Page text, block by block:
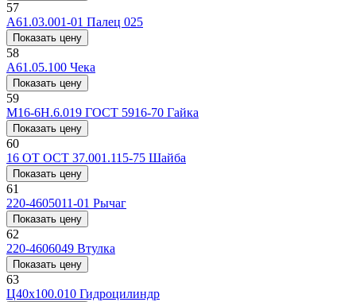
57
А61.03.001-01 Палец 025
Показать цену
58
A61.05.100 Чека
Показать цену
59
М16-6Н.6.019 ГОСТ 5916-70 Гайка
Показать цену
60
16 ОТ ОСТ 37.001.115-75 Шайба
Показать цену
61
220-4605011-01 Рычаг
Показать цену
62
220-4606049 Втулка
Показать цену
63
Ц40х100.010 Гидроцилиндр